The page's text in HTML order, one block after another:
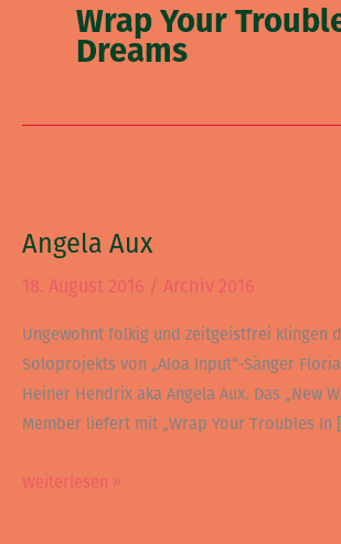
Wrap Your
Dreams
Angela Aux
18. August 2016 / Archiv 2016
Ungewohnt folkig und zeitgeistfrei klingen
Soloprojekts von „Aloa Input“-Sänger
Heiner Hendrix aka Angela Aux. Das „New
Member liefert mit „Wrap Your Troubles In
Weiterlesen »